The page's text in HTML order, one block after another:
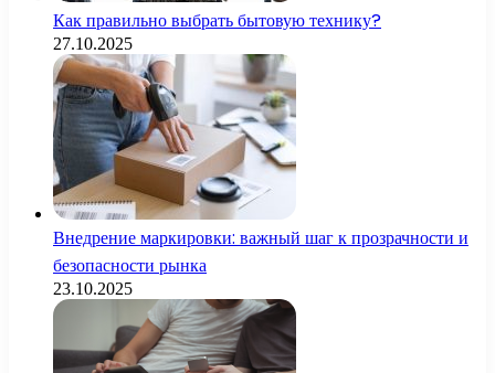
Как правильно выбрать бытовую технику?
27.10.2025
Внедрение маркировки: важный шаг к прозрачности и
безопасности рынка
23.10.2025